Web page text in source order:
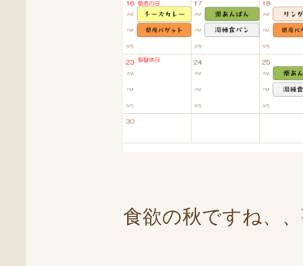
食欲の秋ですね、